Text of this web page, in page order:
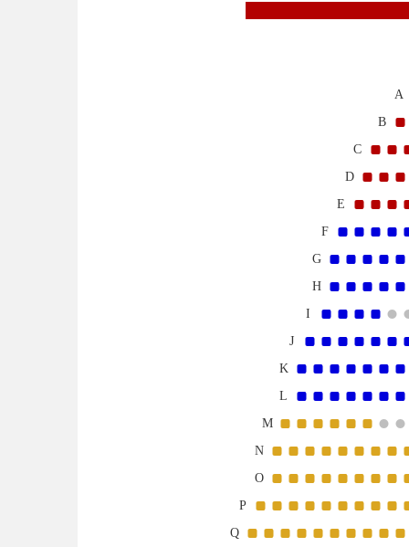
A
B
C
D
E
F
G
H
I
J
K
L
M
N
O
P
Q